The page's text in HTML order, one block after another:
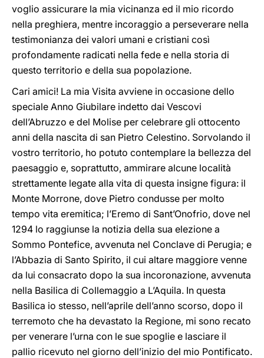
voglio assicurare la mia vicinanza ed il mio ricordo
nella preghiera, mentre incoraggio a perseverare nella
testimonianza dei valori umani e cristiani così
profondamente radicati nella fede e nella storia di
questo territorio e della sua popolazione.
Cari amici! La mia Visita avviene in occasione dello
speciale Anno Giubilare indetto dai Vescovi
dell’Abruzzo e del Molise per celebrare gli ottocento
anni della nascita di san Pietro Celestino. Sorvolando il
vostro territorio, ho potuto contemplare la bellezza del
paesaggio e, soprattutto, ammirare alcune località
strettamente legate alla vita di questa insigne figura: il
Monte Morrone, dove Pietro condusse per molto
tempo vita eremitica; l’Eremo di Sant’Onofrio, dove nel
1294 lo raggiunse la notizia della sua elezione a
Sommo Pontefice, avvenuta nel Conclave di Perugia; e
l’Abbazia di Santo Spirito, il cui altare maggiore venne
da lui consacrato dopo la sua incoronazione, avvenuta
nella Basilica di Collemaggio a L’Aquila. In questa
Basilica io stesso, nell’aprile dell’anno scorso, dopo il
terremoto che ha devastato la Regione, mi sono recato
per venerare l’urna con le sue spoglie e lasciare il
pallio ricevuto nel giorno dell’inizio del mio Pontificato.